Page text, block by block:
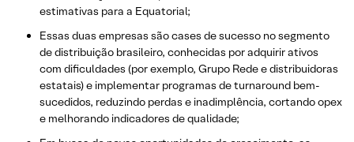
estimativas para a Equatorial;
Essas duas empresas são cases de sucesso no segmento
de distribuição brasileiro, conhecidas por adquirir ativos
com dificuldades (por exemplo, Grupo Rede e distribuidoras
estatais) e implementar programas de turnaround bem-
sucedidos, reduzindo perdas e inadimplência, cortando opex
e melhorando indicadores de qualidade;